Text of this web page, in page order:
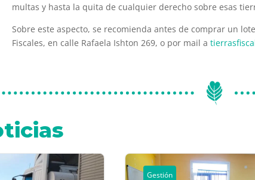
multas y hasta la quita de cualquier derecho sobre esas
Sobre este aspecto, se recomienda antes de comprar un
Fiscales, en calle Rafaela Ishton 269, o por mail a
Gestión